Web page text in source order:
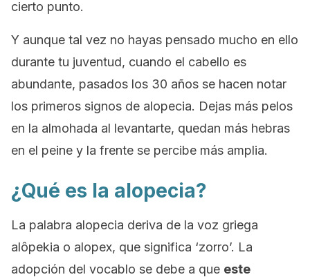
cierto punto.
Y aunque tal vez no hayas pensado mucho en ello
durante tu juventud, cuando el cabello es
abundante, pasados los 30 años se hacen notar
los primeros signos de alopecia. Dejas más pelos
en la almohada al levantarte, quedan más hebras
en el peine y la frente se percibe más amplia.
¿Qué es la alopecia?
La palabra alopecia deriva de la voz griega
alôpekia o alopex, que significa ‘zorro’. La
adopción del vocablo se debe a que este